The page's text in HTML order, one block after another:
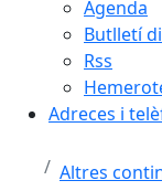
Agenda
Butlletí
Rss
Adreces i
Altres